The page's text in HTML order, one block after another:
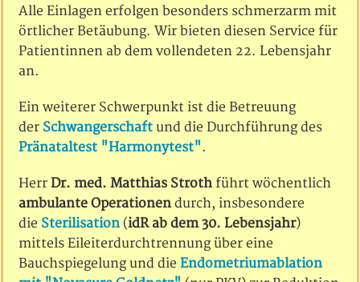
Alle Einlagen erfolgen besonders schmerzarm mit
örtlicher Betäubung. Wir bieten diesen Service für
Patientinnen ab dem vollendeten 22. Lebensjahr
an.
Ein weiterer Schwerpunkt ist die Betreuung
der Schwangerschaft und die Durchführung des
Pränataltest "Harmonytest".
HerrDr. med. Matthias Stroth führt wöchentlich
ambulante Operationen durch, insbesondere
die Sterilisation(idR ab dem 30. Lebensjahr)
mittels Eileiterdurchtrennung über eine
Bauchspiegelung und dieEndometriumablation